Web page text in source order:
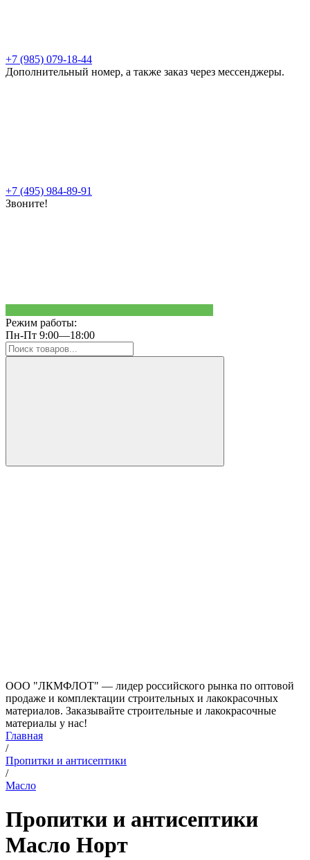
+7 (985) 079-18-44
Дополнительный номер, а также заказ через мессенджеры.
+7 (495) 984-89-91
Звоните!
Режим работы:
Пн-Пт 9:00—18:00
ООО "ЛКМФЛОТ" — лидер российского рынка по оптовой
продаже и комплектации строительных и лакокрасочных
материалов. Заказывайте строительные и лакокрасочные
материалы у нас!
Главная
/
Пропитки и антисептики
/
Масло
Пропитки и антисептики
Масло Норт